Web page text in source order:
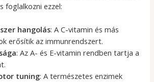
foglalkozni ezzel:
hangolás: A C-vitamin és más
erősítik az immunrendszert.
: Az A- és E-vitamin rendben tartja a
tuning: A természetes enzimek